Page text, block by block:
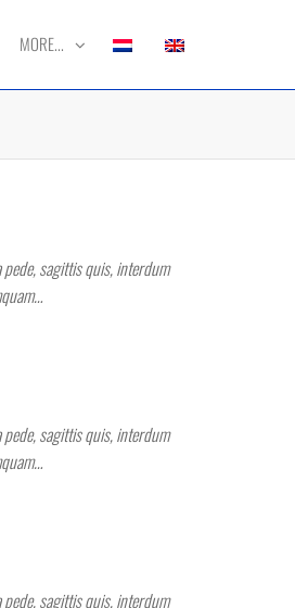
MORE...
sagittis quis, interdum
sagittis quis, interdum
sagittis quis, interdum